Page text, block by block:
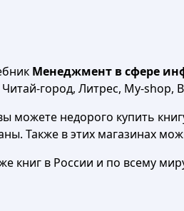
Менеджмент в сфере
город, Литрес, My-shop,
можете недорого купить
Также в этих магазинах
книг в России и по всему